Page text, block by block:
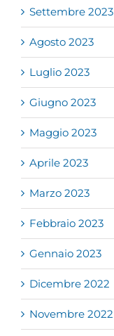
Settembre 2023
Agosto 2023
Luglio 2023
Giugno 2023
Maggio 2023
Aprile 2023
Marzo 2023
Febbraio 2023
Gennaio 2023
Dicembre 2022
Novembre 2022